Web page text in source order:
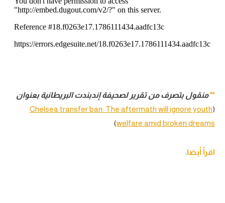
**منقول بتصرف من تقرير لصحيفة إندبندت البريطانية بعنوان
(
Chelsea transfer ban: The aftermath will ignore youth
welfare amid broken dreams
)
اقرأ أيضا: